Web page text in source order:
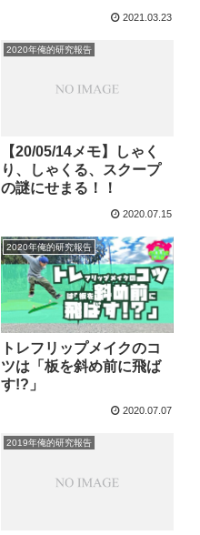
2021.03.23
2020年俺的研究報告
【20/05/14メモ】しゃく
り、しゃくる、スクープ
の謎にせまる！！
2020.07.15
2020年俺的研究報告
トレフリップメイクのコ
ツは「板を斜め前に飛ば
す!?」
2020.07.07
2019年俺的研究報告